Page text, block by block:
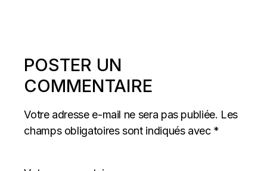
POSTER UN
COMMENTAIRE
Votre adresse e-mail ne sera pas publiée. Les
champs obligatoires sont indiqués avec *